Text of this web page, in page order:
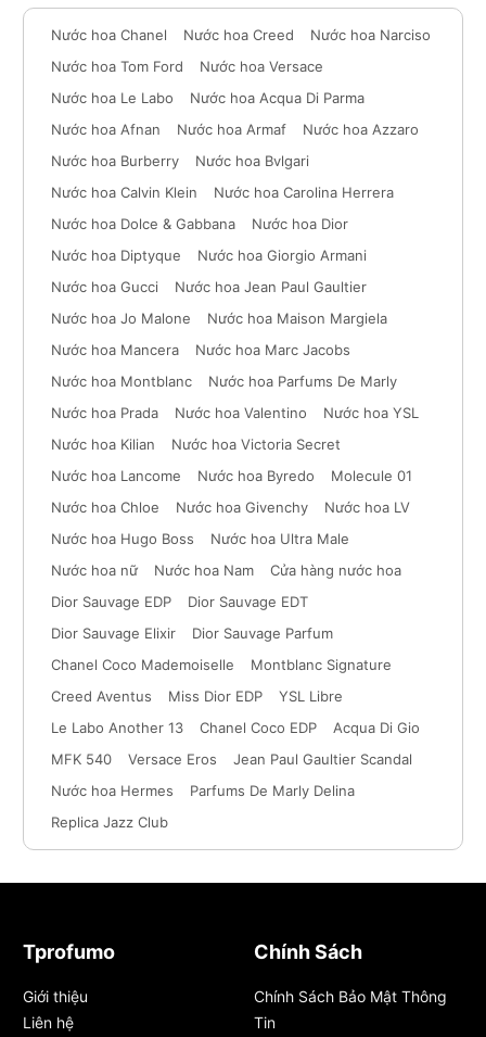
Nước hoa Chanel Nước hoa Creed
Nước hoa Narciso
Nước hoa Tom Ford
Nước hoa Versace
Nước hoa Le Labo
Nước hoa Acqua Di Parma
Nước hoa Afnan
Nước hoa Armaf
Nước hoa Azzaro
Nước hoa Burberry
Nước hoa Bvlgari
Nước hoa Calvin Klein
Nước hoa Carolina Herrera
Nước hoa Dolce & Gabbana
Nước hoa Dior
Nước hoa Diptyque
Nước hoa Giorgio Armani
Nước hoa Gucci
Nước hoa Jean Paul Gaultier
Nước hoa Jo Malone
Nước hoa Maison Margiela
Nước hoa Mancera
Nước hoa Marc Jacobs
Nước hoa Montblanc
Nước hoa Parfums De Marly
Nước hoa Prada
Nước hoa Valentino
Nước hoa YSL
Nước hoa Kilian
Nước hoa Victoria Secret
Nước hoa Lancome
Nước hoa Byredo
Molecule 01
Nước hoa Chloe
Nước hoa Givenchy
Nước hoa LV
Nước hoa Hugo Boss
Nước hoa Ultra Male
Nước hoa nữ
Nước hoa Nam
Cửa hàng nước hoa
Dior Sauvage EDP
Dior Sauvage EDT
Dior Sauvage Elixir
Dior Sauvage Parfum
Chanel Coco Mademoiselle
Montblanc Signature
Creed Aventus
Miss Dior EDP
YSL Libre
Le Labo Another 13
Chanel Coco EDP
Acqua Di Gio
MFK 540
Versace Eros
Jean Paul Gaultier Scandal
Nước hoa Hermes
Parfums De Marly Delina
Replica Jazz Club
Tprofumo
Giới thiệu
Liên hệ
Chính Sách
Chính Sách Bảo Mật Thông
Tin